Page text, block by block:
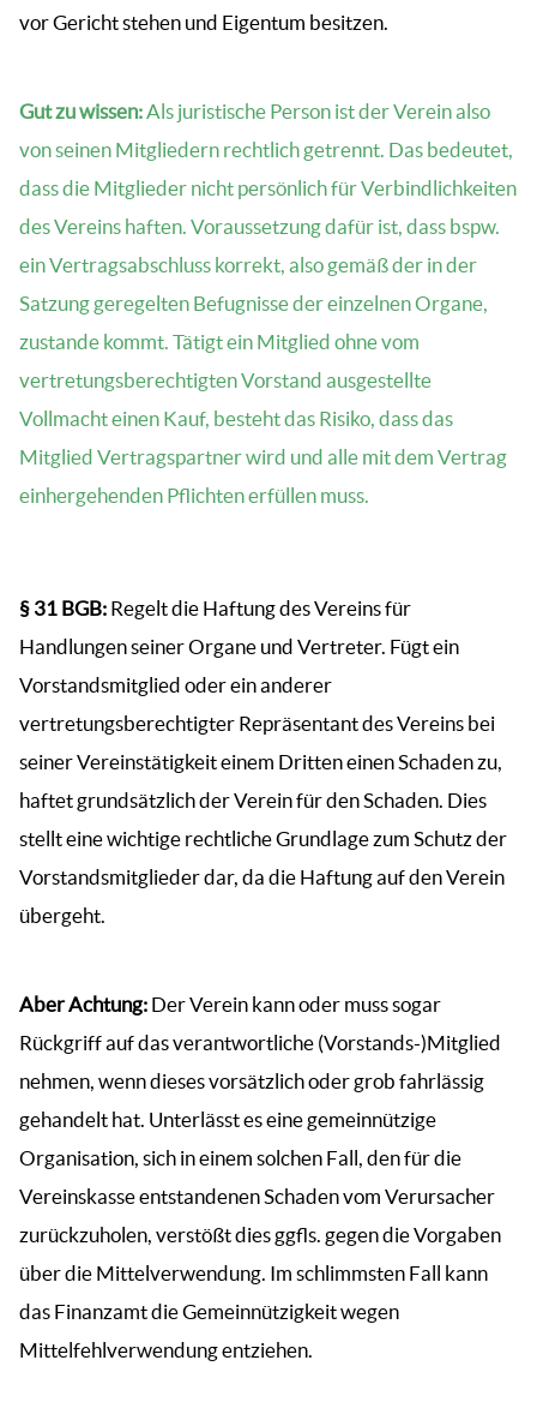
vor Gericht stehen und Eigentum besitzen.
Gut zu wissen:Als juristische Person ist der Verein also
von seinen Mitgliedern rechtlich getrennt. Das bedeutet,
dass die Mitglieder nicht persönlich für Verbindlichkeiten
des Vereins haften. Voraussetzung dafür ist, dass bspw.
ein Vertragsabschluss korrekt, also gemäß der in der
Satzung geregelten Befugnisse der einzelnen Organe,
zustande kommt. Tätigt ein Mitglied ohne vom
vertretungsberechtigten Vorstand ausgestellte
Vollmacht einen Kauf, besteht das Risiko, dass das
Mitglied Vertragspartner wird und alle mit dem Vertrag
einhergehenden Pflichten erfüllen muss.
§ 31 BGB: Regelt die Haftung des Vereins für
Handlungen seiner Organe und Vertreter. Fügt ein
Vorstandsmitglied oder ein anderer
vertretungsberechtigter Repräsentant des Vereins bei
seiner Vereinstätigkeit einem Dritten einen Schaden zu,
haftet grundsätzlich der Verein für den Schaden. Dies
stellt eine wichtige rechtliche Grundlage zum Schutz der
Vorstandsmitglieder dar, da die Haftung auf den Verein
übergeht.
Aber Achtung: Der Verein kann oder muss sogar
Rückgriff auf das verantwortliche (Vorstands-)Mitglied
nehmen, wenn dieses vorsätzlich oder grob fahrlässig
gehandelt hat. Unterlässt es eine gemeinnützige
Organisation, sich in einem solchen Fall, den für die
Vereinskasse entstandenen Schaden vom Verursacher
zurückzuholen, verstößt dies ggfls. gegen die Vorgaben
über die Mittelverwendung. Im schlimmsten Fall kann
das Finanzamt die Gemeinnützigkeit wegen
Mittelfehlverwendung entziehen.